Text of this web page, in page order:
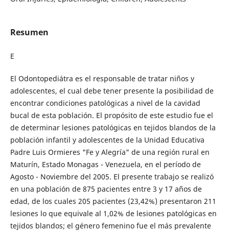
Resumen
E
El Odontopediátra es el responsable de tratar niños y
adolescentes, el cual debe tener presente la posibilidad de
encontrar condiciones patológicas a nivel de la cavidad
bucal de esta población. El propósito de este estudio fue el
de determinar lesiones patológicas en tejidos blandos de la
población infantil y adolescentes de la Unidad Educativa
Padre Luis Ormieres "Fe y Alegría" de una región rural en
Maturín, Estado Monagas - Venezuela, en el período de
Agosto - Noviembre del 2005. El presente trabajo se realizó
en una población de 875 pacientes entre 3 y 17 años de
edad, de los cuales 205 pacientes (23,42%) presentaron 211
lesiones lo que equivale al 1,02% de lesiones patológicas en
tejidos blandos; el género femenino fue el más prevalente